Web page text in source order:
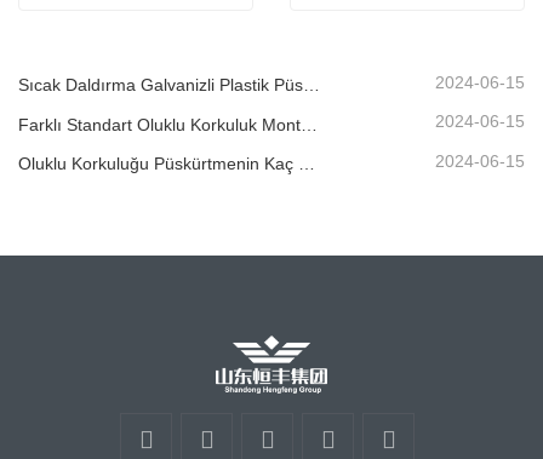
Sıcak Daldırma Galvanizli Plastik Püskürtme Korkuluğunun Hizmet Ömrü 30 Yıldan Fazla Olabilir 2024-06-15
2024-06-15
2024-06-15